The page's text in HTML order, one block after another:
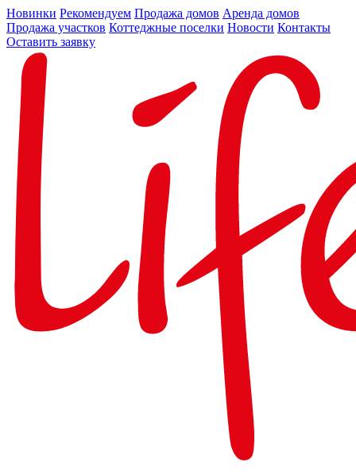
Новинки Рекомендуем Продажа домов Аренда домов
Продажа участков Коттеджные поселки Новости Контакты
Оставить заявку